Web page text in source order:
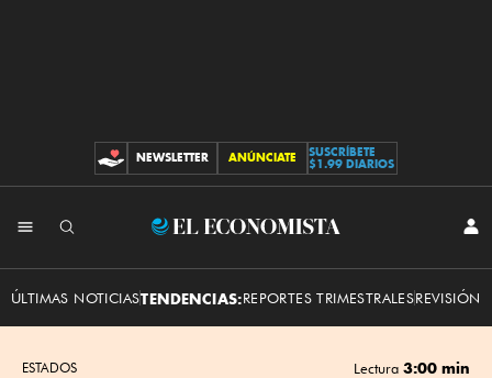
CONTRIBUCIONES
NEWSLETTER ANÚNCIATE
SUSCRÍBETE
$1.99 DIARIOS
El
ÚLTIMAS NOTICIASTENDENCIAS:REPORTES TRIMESTRALESREVISIÓN
ESTADOS Lectura 3:00 min